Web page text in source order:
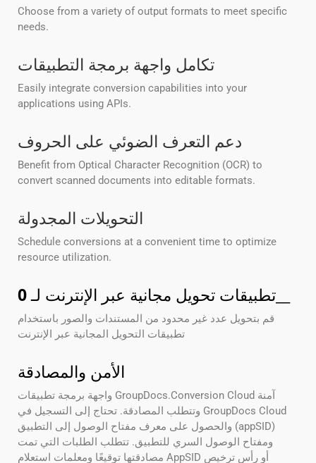
Choose from a variety of output formats to meet specific
needs.
تكامل واجهة برمجة التطبيقات
Easily integrate conversion capabilities into your
applications using APIs.
دعم التعرف الضوئي على الحروف
Benefit from Optical Character Recognition (OCR) to
convert scanned documents into editable formats.
التحويلات المجدولة
Schedule conversions at a convenient time to optimize
resource utilization.
تطبيقات تحويل مجانية عبر الإنترنت لـ0
قم بتحويل عدد غير محدود من المستندات والصور باستخدام
تطبيقات التحويل المجانية عبر الإنترنت
الأمن والمصادقة
واجهة برمجة تطبيقات GroupDocs.Conversion Cloud آمنة
وتتطلب المصادقة. تحتاج إلى التسجيل في GroupDocs Cloud
والحصول على معرف مفتاح الوصول إلى التطبيق (appSID)
ومفتاح الوصول السري للتطبيق. تتطلب الطلبات التي تمت
مصادقتها توقيعًا ومعلمات استعلام AppSID أو رأس ترخيص